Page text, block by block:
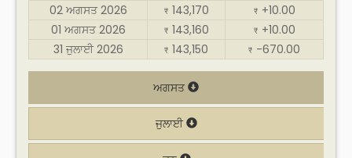
02 ਅਗਸਤ 2026
₹ 143,170 ₹ +10.00
01 ਅਗਸਤ 2026
₹ 143,160 ₹ +10.00
31 ਜੁਲਾਈ 2026
₹ 143,150 ₹ -670.00
ਅਗਸਤ
ਜੁਲਾਈ